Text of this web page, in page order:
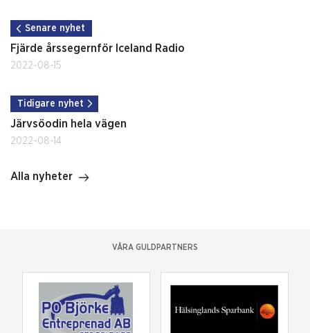
Senare nyhet
Fjärde årssegernför Iceland Radio
2022-08-15
Tidigare nyhet
Järvsöodin hela vägen
2022-08-14
Alla nyheter
VÅRA GULDPARTNERS